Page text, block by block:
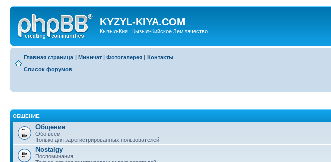
KYZYL-KIYA.COM
Кызыл-Кия | Кызыл-Кийское Землячество
Главная страница | Миничат | Фотогалерея | Контакты
Список форумов
ОБЩЕНИЕ
Общение
Обо всем
Только для зарегистрированных пользователей
Nostalgy
Воспоминания